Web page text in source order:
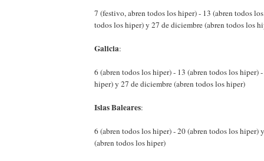
7 (festivo, abren todos los hiper) - 13 (abren todos
todos los hiper) y 27 de diciembre (abren todos los
Galicia:
6 (abren todos los hiper) - 13 (abren todos los hiper)
hiper) y 27 de diciembre (abren todos los hiper)
Islas Baleares:
6 (abren todos los hiper) - 20 (abren todos los hiper)
(abren todos los hiper)